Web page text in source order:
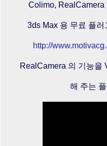
Colimo, RealCamera
3ds Max 용 무료 플
http://
RealCamera 의 기능을
해 주는